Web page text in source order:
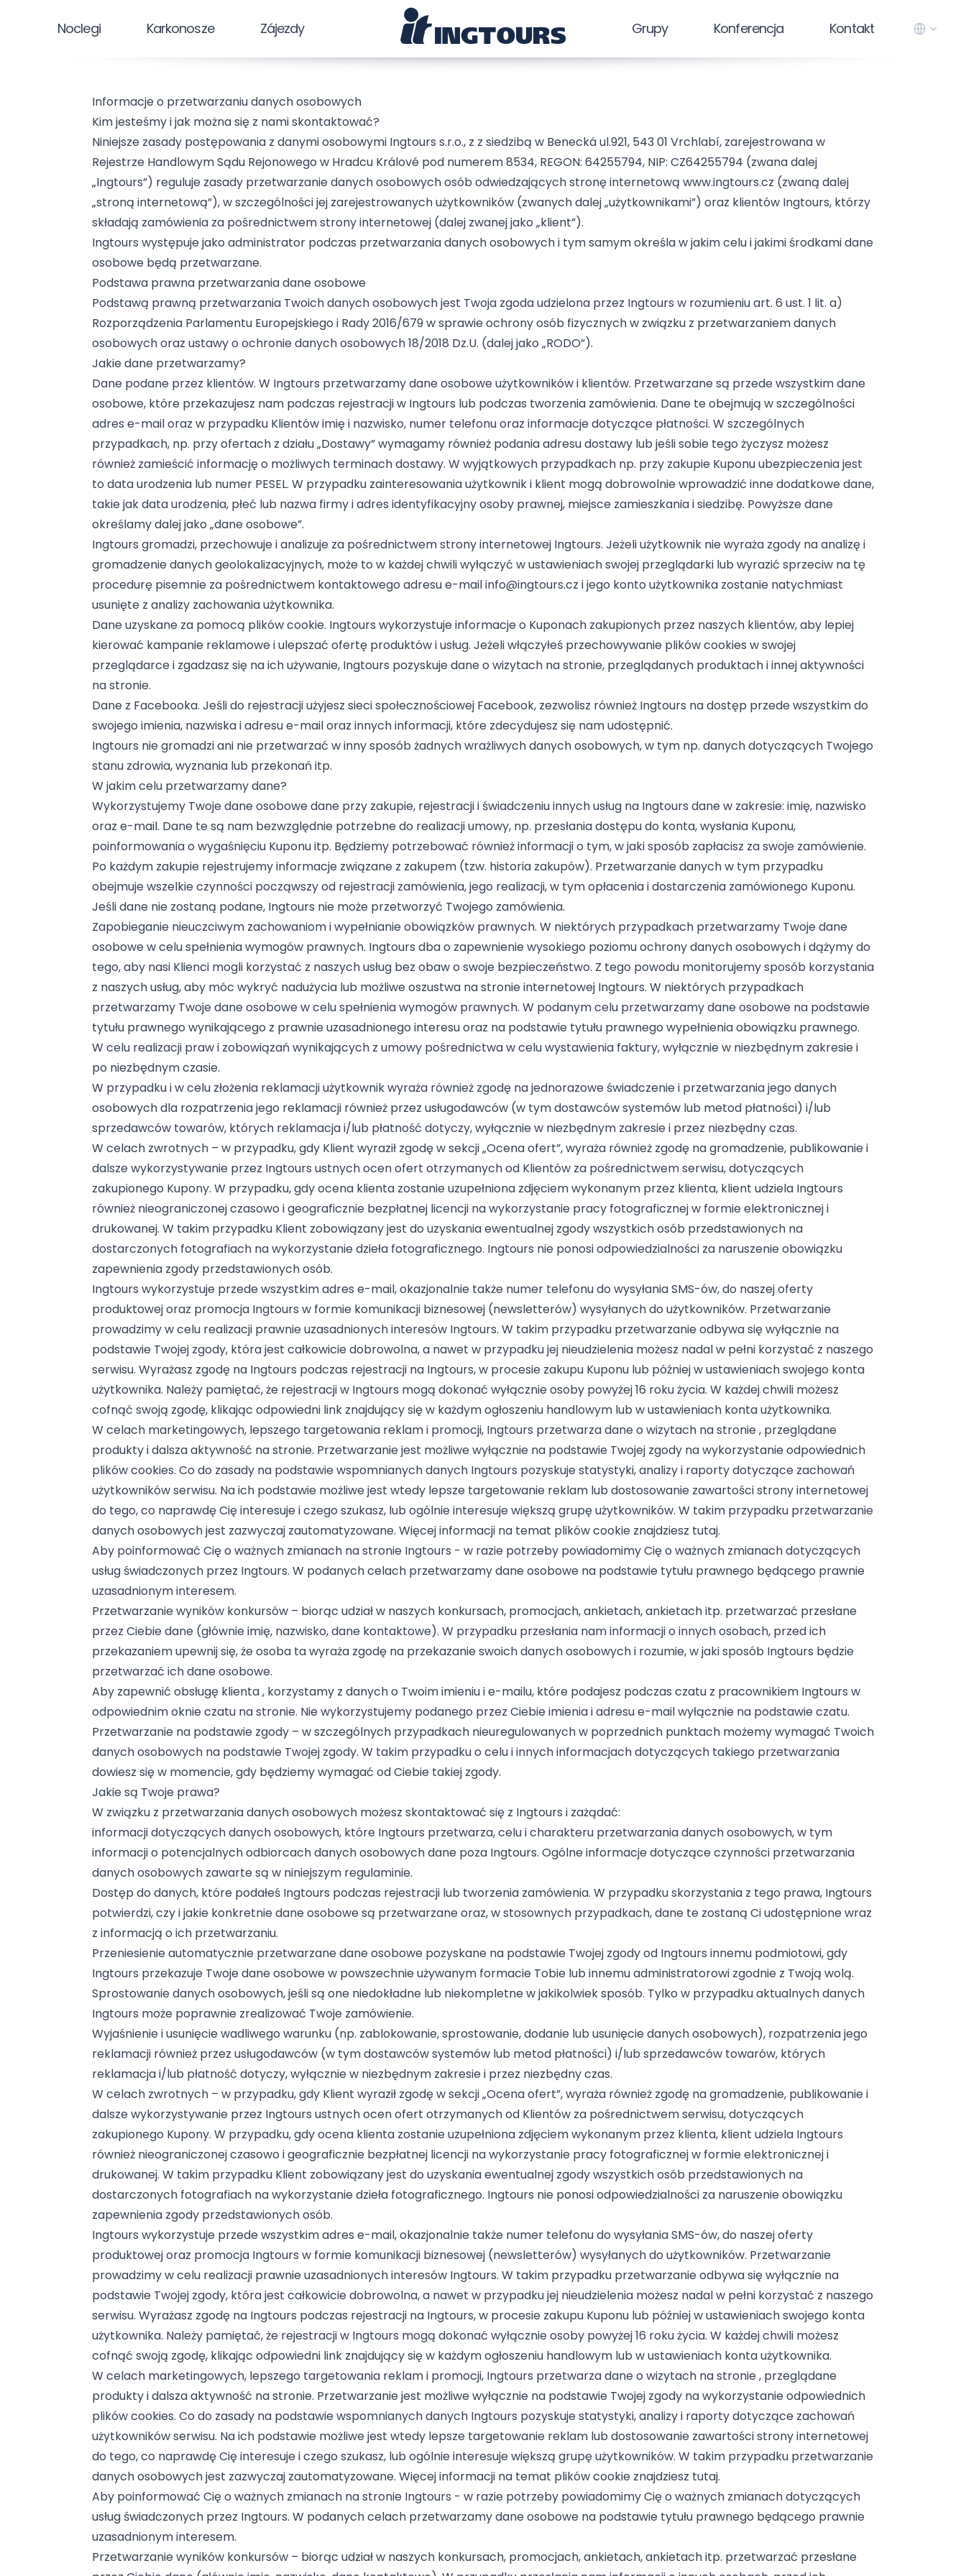
Noclegi Karkonosze Zájezdy Grupy Konferencja Kontakt
Informacje o przetwarzaniu danych osobowych
Kim jesteśmy i jak można się z nami skontaktować?
Niniejsze zasady postępowania z danymi osobowymi Ingtours s.r.o., z z siedzibą w Benecká ul.921, 543 01 Vrchlabí, zarejestrowana w
Rejestrze Handlowym Sądu Rejonowego w Hradcu Králové pod numerem 8534, REGON: 64255794, NIP: CZ64255794 (zwana dalej
„Ingtours”) reguluje zasady przetwarzanie danych osobowych osób odwiedzających stronę internetową www.ingtours.cz (zwaną dalej
„stroną internetową”), w szczególności jej zarejestrowanych użytkowników (zwanych dalej „użytkownikami”) oraz klientów Ingtours, którzy
składają zamówienia za pośrednictwem strony internetowej (dalej zwanej jako „klient”).
Ingtours występuje jako administrator podczas przetwarzania danych osobowych i tym samym określa w jakim celu i jakimi środkami dane
osobowe będą przetwarzane.
Podstawa prawna przetwarzania dane osobowe
Podstawą prawną przetwarzania Twoich danych osobowych jest Twoja zgoda udzielona przez Ingtours w rozumieniu art. 6 ust. 1 lit. a)
Rozporządzenia Parlamentu Europejskiego i Rady 2016/679 w sprawie ochrony osób fizycznych w związku z przetwarzaniem danych
osobowych oraz ustawy o ochronie danych osobowych 18/2018 Dz.U. (dalej jako „RODO”).
Jakie dane przetwarzamy?
Dane podane przez klientów. W Ingtours przetwarzamy dane osobowe użytkowników i klientów. Przetwarzane są przede wszystkim dane
osobowe, które przekazujesz nam podczas rejestracji w Ingtours lub podczas tworzenia zamówienia. Dane te obejmują w szczególności
adres e-mail oraz w przypadku Klientów imię i nazwisko, numer telefonu oraz informacje dotyczące płatności. W szczególnych
przypadkach, np. przy ofertach z działu „Dostawy” wymagamy również podania adresu dostawy lub jeśli sobie tego życzysz możesz
również zamieścić informację o możliwych terminach dostawy. W wyjątkowych przypadkach np. przy zakupie Kuponu ubezpieczenia jest
to data urodzenia lub numer PESEL. W przypadku zainteresowania użytkownik i klient mogą dobrowolnie wprowadzić inne dodatkowe dane,
takie jak data urodzenia, płeć lub nazwa firmy i adres identyfikacyjny osoby prawnej, miejsce zamieszkania i siedzibę. Powyższe dane
określamy dalej jako „dane osobowe”.
Ingtours gromadzi, przechowuje i analizuje za pośrednictwem strony internetowej Ingtours. Jeżeli użytkownik nie wyraża zgody na analizę i
gromadzenie danych geolokalizacyjnych, może to w każdej chwili wyłączyć w ustawieniach swojej przeglądarki lub wyrazić sprzeciw na tę
procedurę pisemnie za pośrednictwem kontaktowego adresu e-mail info@ingtours.cz i jego konto użytkownika zostanie natychmiast
usunięte z analizy zachowania użytkownika.
Dane uzyskane za pomocą plików cookie. Ingtours wykorzystuje informacje o Kuponach zakupionych przez naszych klientów, aby lepiej
kierować kampanie reklamowe i ulepszać ofertę produktów i usług. Jeżeli włączyłeś przechowywanie plików cookies w swojej
przeglądarce i zgadzasz się na ich używanie, Ingtours pozyskuje dane o wizytach na stronie, przeglądanych produktach i innej aktywności
na stronie.
Dane z Facebooka. Jeśli do rejestracji użyjesz sieci społecznościowej Facebook, zezwolisz również Ingtours na dostęp przede wszystkim do
swojego imienia, nazwiska i adresu e-mail oraz innych informacji, które zdecydujesz się nam udostępnić.
Ingtours nie gromadzi ani nie przetwarzać w inny sposób żadnych wrażliwych danych osobowych, w tym np. danych dotyczących Twojego
stanu zdrowia, wyznania lub przekonań itp.
W jakim celu przetwarzamy dane?
Wykorzystujemy Twoje dane osobowe dane przy zakupie, rejestracji i świadczeniu innych usług na Ingtours dane w zakresie: imię, nazwisko
oraz e-mail. Dane te są nam bezwzględnie potrzebne do realizacji umowy, np. przesłania dostępu do konta, wysłania Kuponu,
poinformowania o wygaśnięciu Kuponu itp. Będziemy potrzebować również informacji o tym, w jaki sposób zapłacisz za swoje zamówienie.
Po każdym zakupie rejestrujemy informacje związane z zakupem (tzw. historia zakupów). Przetwarzanie danych w tym przypadku
obejmuje wszelkie czynności począwszy od rejestracji zamówienia, jego realizacji, w tym opłacenia i dostarczenia zamówionego Kuponu.
Jeśli dane nie zostaną podane, Ingtours nie może przetworzyć Twojego zamówienia.
Zapobieganie nieuczciwym zachowaniom i wypełnianie obowiązków prawnych. W niektórych przypadkach przetwarzamy Twoje dane
osobowe w celu spełnienia wymogów prawnych. Ingtours dba o zapewnienie wysokiego poziomu ochrony danych osobowych i dążymy do
tego, aby nasi Klienci mogli korzystać z naszych usług bez obaw o swoje bezpieczeństwo. Z tego powodu monitorujemy sposób korzystania
z naszych usług, aby móc wykryć nadużycia lub możliwe oszustwa na stronie internetowej Ingtours. W niektórych przypadkach
przetwarzamy Twoje dane osobowe w celu spełnienia wymogów prawnych. W podanym celu przetwarzamy dane osobowe na podstawie
tytułu prawnego wynikającego z prawnie uzasadnionego interesu oraz na podstawie tytułu prawnego wypełnienia obowiązku prawnego.
W celu realizacji praw i zobowiązań wynikających z umowy pośrednictwa w celu wystawienia faktury, wyłącznie w niezbędnym zakresie i
po niezbędnym czasie.
W przypadku i w celu złożenia reklamacji użytkownik wyraża również zgodę na jednorazowe świadczenie i przetwarzania jego danych
osobowych dla rozpatrzenia jego reklamacji również przez usługodawców (w tym dostawców systemów lub metod płatności) i/lub
sprzedawców towarów, których reklamacja i/lub płatność dotyczy, wyłącznie w niezbędnym zakresie i przez niezbędny czas.
W celach zwrotnych – w przypadku, gdy Klient wyraził zgodę w sekcji „Ocena ofert”, wyraża również zgodę na gromadzenie, publikowanie i
dalsze wykorzystywanie przez Ingtours ustnych ocen ofert otrzymanych od Klientów za pośrednictwem serwisu, dotyczących
zakupionego Kupony. W przypadku, gdy ocena klienta zostanie uzupełniona zdjęciem wykonanym przez klienta, klient udziela Ingtours
również nieograniczonej czasowo i geograficznie bezpłatnej licencji na wykorzystanie pracy fotograficznej w formie elektronicznej i
drukowanej. W takim przypadku Klient zobowiązany jest do uzyskania ewentualnej zgody wszystkich osób przedstawionych na
dostarczonych fotografiach na wykorzystanie dzieła fotograficznego. Ingtours nie ponosi odpowiedzialności za naruszenie obowiązku
zapewnienia zgody przedstawionych osób.
Ingtours wykorzystuje przede wszystkim adres e-mail, okazjonalnie także numer telefonu do wysyłania SMS-ów, do naszej oferty
produktowej oraz promocja Ingtours w formie komunikacji biznesowej (newsletterów) wysyłanych do użytkowników. Przetwarzanie
prowadzimy w celu realizacji prawnie uzasadnionych interesów Ingtours. W takim przypadku przetwarzanie odbywa się wyłącznie na
podstawie Twojej zgody, która jest całkowicie dobrowolna, a nawet w przypadku jej nieudzielenia możesz nadal w pełni korzystać z naszego
serwisu. Wyrażasz zgodę na Ingtours podczas rejestracji na Ingtours, w procesie zakupu Kuponu lub później w ustawieniach swojego konta
użytkownika. Należy pamiętać, że rejestracji w Ingtours mogą dokonać wyłącznie osoby powyżej 16 roku życia. W każdej chwili możesz
cofnąć swoją zgodę, klikając odpowiedni link znajdujący się w każdym ogłoszeniu handlowym lub w ustawieniach konta użytkownika.
W celach marketingowych, lepszego targetowania reklam i promocji, Ingtours przetwarza dane o wizytach na stronie , przeglądane
produkty i dalsza aktywność na stronie. Przetwarzanie jest możliwe wyłącznie na podstawie Twojej zgody na wykorzystanie odpowiednich
plików cookies. Co do zasady na podstawie wspomnianych danych Ingtours pozyskuje statystyki, analizy i raporty dotyczące zachowań
użytkowników serwisu. Na ich podstawie możliwe jest wtedy lepsze targetowanie reklam lub dostosowanie zawartości strony internetowej
do tego, co naprawdę Cię interesuje i czego szukasz, lub ogólnie interesuje większą grupę użytkowników. W takim przypadku przetwarzanie
danych osobowych jest zazwyczaj zautomatyzowane. Więcej informacji na temat plików cookie znajdziesz tutaj.
Aby poinformować Cię o ważnych zmianach na stronie Ingtours - w razie potrzeby powiadomimy Cię o ważnych zmianach dotyczących
usług świadczonych przez Ingtours. W podanych celach przetwarzamy dane osobowe na podstawie tytułu prawnego będącego prawnie
uzasadnionym interesem.
Przetwarzanie wyników konkursów – biorąc udział w naszych konkursach, promocjach, ankietach, ankietach itp. przetwarzać przesłane
przez Ciebie dane (głównie imię, nazwisko, dane kontaktowe). W przypadku przesłania nam informacji o innych osobach, przed ich
przekazaniem upewnij się, że osoba ta wyraża zgodę na przekazanie swoich danych osobowych i rozumie, w jaki sposób Ingtours będzie
przetwarzać ich dane osobowe.
Aby zapewnić obsługę klienta , korzystamy z danych o Twoim imieniu i e-mailu, które podajesz podczas czatu z pracownikiem Ingtours w
odpowiednim oknie czatu na stronie. Nie wykorzystujemy podanego przez Ciebie imienia i adresu e-mail wyłącznie na podstawie czatu.
Przetwarzanie na podstawie zgody – w szczególnych przypadkach nieuregulowanych w poprzednich punktach możemy wymagać Twoich
danych osobowych na podstawie Twojej zgody. W takim przypadku o celu i innych informacjach dotyczących takiego przetwarzania
dowiesz się w momencie, gdy będziemy wymagać od Ciebie takiej zgody.
Jakie są Twoje prawa?
W związku z przetwarzania danych osobowych możesz skontaktować się z Ingtours i zażądać:
informacji dotyczących danych osobowych, które Ingtours przetwarza, celu i charakteru przetwarzania danych osobowych, w tym
informacji o potencjalnych odbiorcach danych osobowych dane poza Ingtours. Ogólne informacje dotyczące czynności przetwarzania
danych osobowych zawarte są w niniejszym regulaminie.
Dostęp do danych, które podałeś Ingtours podczas rejestracji lub tworzenia zamówienia. W przypadku skorzystania z tego prawa, Ingtours
potwierdzi, czy i jakie konkretnie dane osobowe są przetwarzane oraz, w stosownych przypadkach, dane te zostaną Ci udostępnione wraz
z informacją o ich przetwarzaniu.
Przeniesienie automatycznie przetwarzane dane osobowe pozyskane na podstawie Twojej zgody od Ingtours innemu podmiotowi, gdy
Ingtours przekazuje Twoje dane osobowe w powszechnie używanym formacie Tobie lub innemu administratorowi zgodnie z Twoją wolą.
Sprostowanie danych osobowych, jeśli są one niedokładne lub niekompletne w jakikolwiek sposób. Tylko w przypadku aktualnych danych
Ingtours może poprawnie zrealizować Twoje zamówienie.
Wyjaśnienie i usunięcie wadliwego warunku (np. zablokowanie, sprostowanie, dodanie lub usunięcie danych osobowych), rozpatrzenia jego
reklamacji również przez usługodawców (w tym dostawców systemów lub metod płatności) i/lub sprzedawców towarów, których
reklamacja i/lub płatność dotyczy, wyłącznie w niezbędnym zakresie i przez niezbędny czas.
W celach zwrotnych – w przypadku, gdy Klient wyraził zgodę w sekcji „Ocena ofert”, wyraża również zgodę na gromadzenie, publikowanie i
dalsze wykorzystywanie przez Ingtours ustnych ocen ofert otrzymanych od Klientów za pośrednictwem serwisu, dotyczących
zakupionego Kupony. W przypadku, gdy ocena klienta zostanie uzupełniona zdjęciem wykonanym przez klienta, klient udziela Ingtours
również nieograniczonej czasowo i geograficznie bezpłatnej licencji na wykorzystanie pracy fotograficznej w formie elektronicznej i
drukowanej. W takim przypadku Klient zobowiązany jest do uzyskania ewentualnej zgody wszystkich osób przedstawionych na
dostarczonych fotografiach na wykorzystanie dzieła fotograficznego. Ingtours nie ponosi odpowiedzialności za naruszenie obowiązku
zapewnienia zgody przedstawionych osób.
Ingtours wykorzystuje przede wszystkim adres e-mail, okazjonalnie także numer telefonu do wysyłania SMS-ów, do naszej oferty
produktowej oraz promocja Ingtours w formie komunikacji biznesowej (newsletterów) wysyłanych do użytkowników. Przetwarzanie
prowadzimy w celu realizacji prawnie uzasadnionych interesów Ingtours. W takim przypadku przetwarzanie odbywa się wyłącznie na
podstawie Twojej zgody, która jest całkowicie dobrowolna, a nawet w przypadku jej nieudzielenia możesz nadal w pełni korzystać z naszego
serwisu. Wyrażasz zgodę na Ingtours podczas rejestracji na Ingtours, w procesie zakupu Kuponu lub później w ustawieniach swojego konta
użytkownika. Należy pamiętać, że rejestracji w Ingtours mogą dokonać wyłącznie osoby powyżej 16 roku życia. W każdej chwili możesz
cofnąć swoją zgodę, klikając odpowiedni link znajdujący się w każdym ogłoszeniu handlowym lub w ustawieniach konta użytkownika.
W celach marketingowych, lepszego targetowania reklam i promocji, Ingtours przetwarza dane o wizytach na stronie , przeglądane
produkty i dalsza aktywność na stronie. Przetwarzanie jest możliwe wyłącznie na podstawie Twojej zgody na wykorzystanie odpowiednich
plików cookies. Co do zasady na podstawie wspomnianych danych Ingtours pozyskuje statystyki, analizy i raporty dotyczące zachowań
użytkowników serwisu. Na ich podstawie możliwe jest wtedy lepsze targetowanie reklam lub dostosowanie zawartości strony internetowej
do tego, co naprawdę Cię interesuje i czego szukasz, lub ogólnie interesuje większą grupę użytkowników. W takim przypadku przetwarzanie
danych osobowych jest zazwyczaj zautomatyzowane. Więcej informacji na temat plików cookie znajdziesz tutaj.
Aby poinformować Cię o ważnych zmianach na stronie Ingtours - w razie potrzeby powiadomimy Cię o ważnych zmianach dotyczących
usług świadczonych przez Ingtours. W podanych celach przetwarzamy dane osobowe na podstawie tytułu prawnego będącego prawnie
uzasadnionym interesem.
Przetwarzanie wyników konkursów – biorąc udział w naszych konkursach, promocjach, ankietach, ankietach itp. przetwarzać przesłane